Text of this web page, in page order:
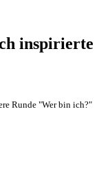
inspirierte
Runde "Wer bin ich?"